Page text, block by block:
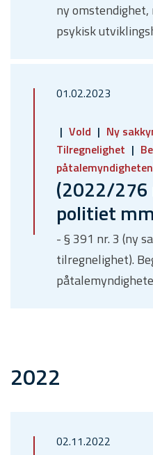
ny
psykisk
01.02.2023
Vold
Ny
Tilregnelighet
påtalemyndigheten
(2022/276
politiet
- § 391 nr. 3 (ny
tilregnelighet).
2022
02.11.2022